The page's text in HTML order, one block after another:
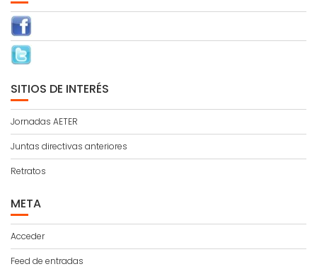
SITIOS DE INTERÉS
Jornadas AETER
Juntas directivas anteriores
Retratos
META
Acceder
Feed de entradas